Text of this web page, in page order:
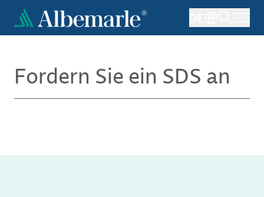
Direkt
zum
Inhalt
Fordern Sie ein SDS an